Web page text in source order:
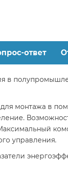
ответ
в
для монтажа в
управления.